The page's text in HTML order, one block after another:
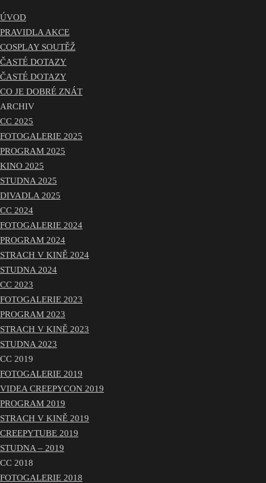
ÚVOD
PRAVIDLA AKCE
COSPLAY SOUTĚŽ
ČASTÉ DOTAZY
ČASTÉ DOTAZY
CO JE DOBRÉ ZNÁT
ARCHIV
CC 2025
FOTOGALERIE 2025
PROGRAM 2025
KINO 2025
STUDNA 2025
DIVADLA 2025
CC 2024
FOTOGALERIE 2024
PROGRAM 2024
STRACH V KINĚ 2024
STUDNA 2024
CC 2023
FOTOGALERIE 2023
PROGRAM 2023
STRACH V KINĚ 2023
STUDNA 2023
CC 2019
FOTOGALERIE 2019
VIDEA CREEPYCON 2019
PROGRAM 2019
STRACH V KINĚ 2019
CREEPYTUBE 2019
STUDNA – 2019
CC 2018
FOTOGALERIE 2018